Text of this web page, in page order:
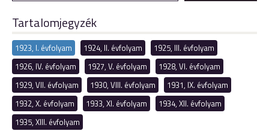
Tartalomjegyzék
1923, I. évfolyam 1924, II. évfolyam
1925, III. évfolyam
1926, IV. évfolyam
1927, V. évfolyam
1928, VI. évfolyam
1929, VII. évfolyam
1930, VIII. évfolyam
1931, IX. évfolyam
1932, X. évfolyam
1933, XI. évfolyam
1934, XII. évfolyam
1935, XIII. évfolyam